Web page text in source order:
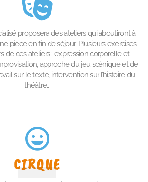
proposera des ateliers qui aboutiront à
pièce en fin de séjour. Plusieurs exercises
de ces ateliers : expression corporelle et
approche du jeu scénique et de
sur le texte, intervention sur l’histoire du
théâtre…
CIRQUE